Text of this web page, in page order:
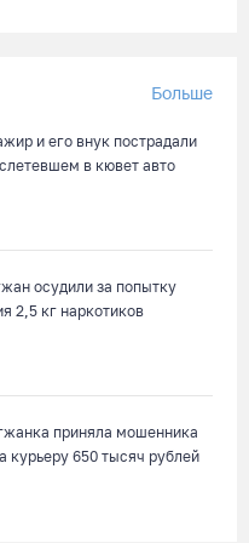
Больше
и его внук пострадали
в кювет авто
осудили за попытку
2,5 кг наркотиков
приняла мошенника
курьеру 650 тысяч рублей